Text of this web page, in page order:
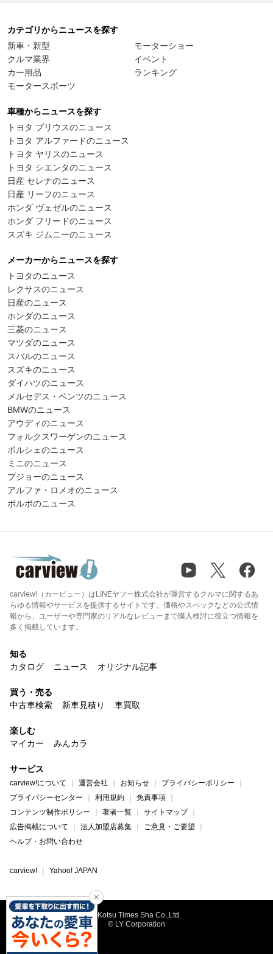
カテゴリからニュースを探す
新車・新型
クルマ業界
カー用品
モータースポーツ
モーターショー
イベント
ランキング
車種からニュースを探す
トヨタ プリウスのニュース
トヨタ アルファードのニュース
トヨタ ヤリスのニュース
トヨタ シエンタのニュース
日産 セレナのニュース
日産 リーフのニュース
ホンダ ヴェゼルのニュース
ホンダ フリードのニュース
スズキ ジムニーのニュース
メーカーからニュースを探す
トヨタのニュース
レクサスのニュース
日産のニュース
ホンダのニュース
三菱のニュース
マツダのニュース
スバルのニュース
スズキのニュース
ダイハツのニュース
メルセデス・ベンツのニュース
BMWのニュース
アウディのニュース
フォルクスワーゲンのニュース
ポルシェのニュース
ミニのニュース
プジョーのニュース
アルファ・ロメオのニュース
ボルボのニュース
carview!（カービュー）はLINEヤフー株式会社が運営するクルマに関するあ
らゆる情報やサービスを提供するサイトです。価格やスペックなどの公式情
報から、ユーザーや専門家のリアルなレビューまで購入検討に役立つ情報を
多く掲載しています。
知る
カタログ
ニュース オリジナル記事
買う・売る
中古車検索
新車見積り 車買取
楽しむ
マイカー
みんカラ
サービス
carview!について 運営会社 お知らせ
プライバシーポリシー
プライバシーセンター
利用規約
免責事項
コンテンツ制作ポリシー
著者一覧
サイトマップ
広告掲載について
法人加盟店募集
ご意見・ご要望
ヘルプ・お問い合わせ
carview! Yahoo! JAPAN
©Kotsu Times Sha Co.,Ltd.
© LY Corporation